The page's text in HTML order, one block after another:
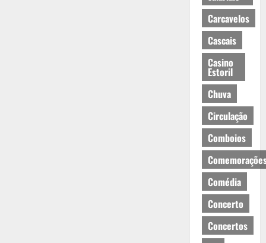
Carcavelos
Cascais
Casino
Estoril
Chuva
Circulação
Comboios
Comédia
Concerto
Concertos